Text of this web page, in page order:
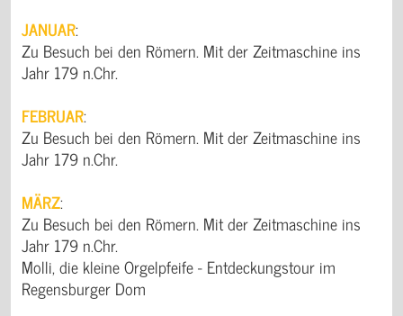
JANUAR:
Zu Besuch bei den Römern. Mit der Zeitmaschine ins
Jahr 179 n.Chr.
FEBRUAR:
Zu Besuch bei den Römern. Mit der Zeitmaschine ins
Jahr 179 n.Chr.
MÄRZ:
Zu Besuch bei den Römern. Mit der Zeitmaschine ins
Jahr 179 n.Chr.
Molli, die kleine Orgelpfeife - Entdeckungstour im
Regensburger Dom